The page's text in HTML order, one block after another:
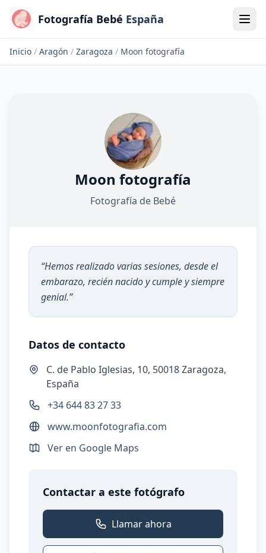
Fotografía Bebé España
Inicio / Aragón / Zaragoza / Moon fotografía
Moon fotografía
Fotografía de Bebé
“Hemos realizado varias sesiones, desde el
embarazo, recién nacido y cumple y siempre
genial.”
Datos de contacto
C. de Pablo Iglesias, 10, 50018 Zaragoza,
España
+34 644 83 27 33
www.moonfotografia.com
Ver en Google Maps
Contactar a este fotógrafo
Llamar ahora